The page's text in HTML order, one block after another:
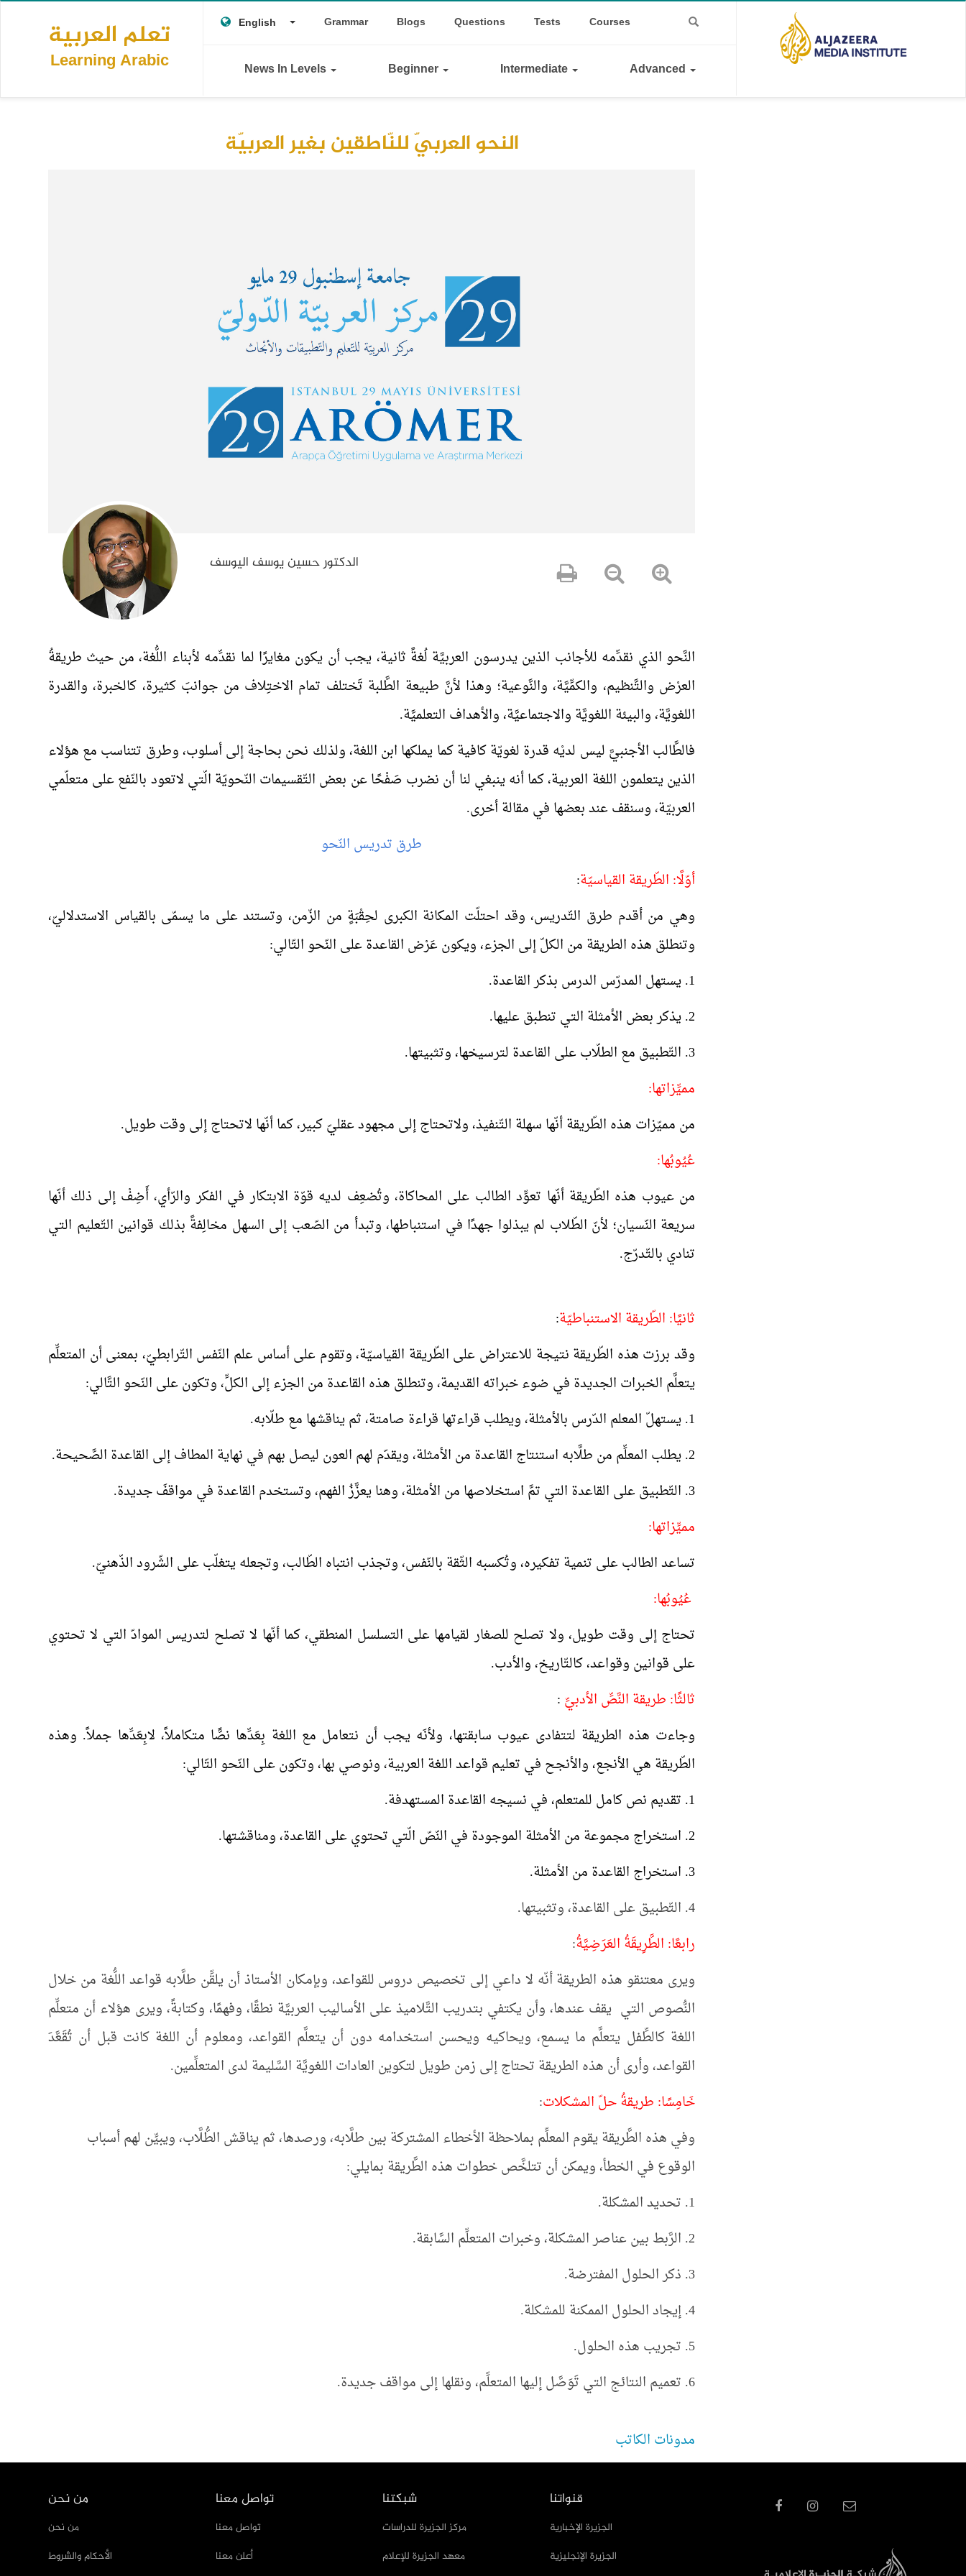
Skip
تعلم العربية
Learning Arabic
English Toggle Dropdown
Top
Grammar Blogs Questions Tests Courses
Main
navigation
News In Levels Beginner Intermediate Advanced
النحو العربيّ للنّاطقين بغير العربيّة
الدكتور حسين يوسف اليوسف
النَّحو الذي نقدِّمه للأجانب الذين يدرسون العربيَّة لُغةً ثانية، يجب أن يكون مغايرًا لما نقدِّمه لأبناء اللُّغة، من حيث طريقةُ
العرْض والتَّنظيم، والكمِّيَّة، والنَّوعية؛ وهذا لأنَّ طبيعة الطَّلبة تَختلف تمام الاختِلاف من جوانبَ كثيرة، كالخبرة، والقدرة
اللغويَّة، والبيئة اللغويَّة والاجتماعيَّة، والأهداف التعلميَّة.
فالطَّالب الأجنبيَّ ليس لديْه قدرة لغويّة كافية كما يملكها ابن اللغة، ولذلك نحن بحاجة إلى أسلوب، وطرق تتناسب مع هؤلاء
الذين يتعلمون اللغة العربية، كما أنه ينبغي لنا أن نضرب صَفْحًا عن بعض التّقسيمات النّحويّة الّتي لاتعود بالنّفع على متعلّمي
العربيّة، وسنقف عند بعضها في مقالة أخرى.
طرق تدريس النّحو
أوّلًا: الطّريقة القياسيّة:
وهي من أقدم طرق التّدريس، وقد احتلّت المكانة الكبرى لحِقْبَةٍ من الزّمن، وتستند على ما يسمى بالقياس الاستدلاليّ،
وتنطلق هذه الطريقة من الكلّ إلى الجزء، ويكون عَرْض القاعدة على النّحو التّالي:
1. يستهل المدرّس الدرس بذكر القاعدة.
2. يذكر بعض الأمثلة التي تنطبق عليها.
3. التّطبيق مع الطلّاب على القاعدة لترسيخها، وتثبيتها.
مميِّزاتها:
من مميّزات هذه الطّريقة أنّها سهلة التّنفيذ، ولاتحتاج إلى مجهود عقليّ كبير، كما أنّها لاتحتاج إلى وقت طويل.
عُيُوبُها:
من عيوب هذه الطّريقة أنّها تعوِّد الطالب على المحاكاة، وتُضعِف لديه قوّة الابتكار في الفكر والرّأي، أَضِفْ إلى ذلك أنّها
سريعة النّسيان؛ لأنّ الطّلاب لم يبذلوا جهدًا في استنباطها، وتبدأ من الصّعب إلى السهل مخالِفةً بذلك قوانين التّعليم التي
تنادي بالتّدرّج.
ثانيًا: الطّريقة الاستنباطيّة:
وقد برزت هذه الطّريقة نتيجة للاعتراض على الطّريقة القياسيّة، وتقوم على أساس علم النّفس التّرابطيّ، بمعنى أن المتعلِّم
يتعلَّم الخبرات الجديدة في ضوء خبراته القديمة، وتنطلق هذه القاعدة من الجزء إلى الكلِّ، وتكون على النّحو التَّالي:
1. يستهلّ المعلم الدّرس بالأمثلة، ويطلب قراءتها قراءة صامتة، ثم يناقشها مع طلّابه.
2. يطلب المعلِّم من طلَّابه استنتاج القاعدة من الأمثلة، ويقدّم لهم العون ليصل بهم في نهاية المطاف إلى القاعدة الصَّحيحة.
3. التّطبيق على القاعدة التي تمَّ استخلاصها من الأمثلة، وهنا يعزَّزُ الفهم، وتستخدم القاعدة في مواقفَ جديدة
.
مميِّزاتها:
تساعد الطالب على تنمية تفكيره، وتُكسبه الثّقة بالنّفس، وتجذب انتباه الطّالب، وتجعله يتغلّب على الشّرود الذّهنيّ.
عُيُوبُها:
تحتاج إلى وقت طويل، ولا تصلح للصغار لقيامها على التسلسل المنطقي، كما أنّها لا تصلح لتدريس الموادّ التي لا تحتوي
على قوانين وقواعد، كالتّاريخ، والأدب.
ثالثًا: طريقة النَّصِّ الأدبيِّ :
وجاءت هذه الطريقة لتتفادى عيوب سابقتها، ولأنَه يجب أن نتعامل مع اللغة بِعَدِّها نصًّا متكاملاً، لابِعَدِّها جملاً. وهذه
الطّريقة هي الأنجع، والأنجح في تعليم قواعد اللغة العربية، ونوصي بها، وتكون على النّحو التّالي:
1. تقديم نص كامل للمتعلم، في نسيجه القاعدة المستهدفة.
2. استخراج مجموعة من الأمثلة الموجودة في النّصّ الّتي تحتوي على القاعدة، ومناقشتها.
3. استخراج القاعدة من الأمثلة.
4. التّطبيق على القاعدة، وتثبيتها.
رابعًا: الطَّرِيقَةُ العَرَضِيَّةُ:
ويرى معتنقو هذه الطريقة أنّه لا داعي إلى تخصيص دروس للقواعد، وبإمكان الأستاذ أن يلقِّن طلَّابه قواعد اللُّغة من خلال
النُّصوص التي يقف عندها، وأن يكتفي بتدريب التَّلاميذ على الأساليب العربيَّة نطقًا، وفهمًا، وكتابةً، ويرى هؤلاء أن متعلِّم
اللغة كالطِّفل يتعلَّم ما يسمع، ويحاكيه ويحسن استخدامه دون أن يتعلَّم القواعد، ومعلوم أن اللغة كانت قبل أن تُقَعَّدَ
القواعد، وأرى أن هذه الطريقة تحتاج إلى زمن طويل لتكوين العادات اللغويَّة السَّليمة لدى المتعلِّمين.
خَامِسًا: طريقةُ حلّ المشكلات:
وفي هذه الطَّريقة يقوم المعلِّم بملاحظة الأخطاء المشتركة بين طلَّابه، ورصدها، ثم يناقش الطُّلَّاب، ويبيِّن لهم أسباب
الوقوع في الخطأ، ويمكن أن تتلخَّص خطوات هذه الطَّريقة بمايلي:
1. تحديد المشكلة.
2. الرَّبط بين عناصر المشكلة، وخبرات المتعلِّم السَّابقة.
3. ذكر الحلول المفترضة.
4. إيجاد الحلول الممكنة للمشكلة.
5. تجريب هذه الحلول.
6. تعميم النتائج التي تَوَصَّل إليها المتعلِّم، ونقلها إلى مواقف جديدة.
مدونات الكاتب
من نحن
من نحن
الأحكام والشروط
تواصل معنا
تواصل معنا
أعلن معنا
شبكتنا
مركز الجزيرة للدراسات
معهد الجزيرة للإعلام
قنواتنا
الجزيرة الإخبارية
الجزيرة الإنجليزية